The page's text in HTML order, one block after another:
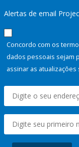
Alertas de email
Concordo com os
dados pessoais sejam
assinar as atualizações